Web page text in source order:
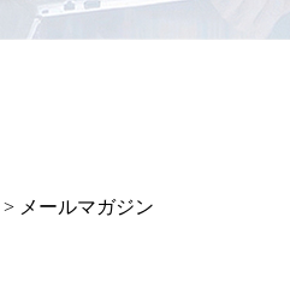
> メールマガジン